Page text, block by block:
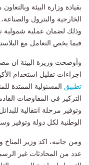
بقيادة وزارة البيئة
الخارجية والبترول
وذلك لضمان عملية شمولية
فيما يخص التعامل مع
وأوضحت وزيرة البيئة ان
اجراءات تقليل استخدام
تطبيق المسئولية الممتدة
التركيز في المفاوضات
وتوفير مرحلة انتقالية
الوطنية لكل دولة وتوفير
ومن جانبه، اكد وزير المناخ
عدد من المحادثات غير